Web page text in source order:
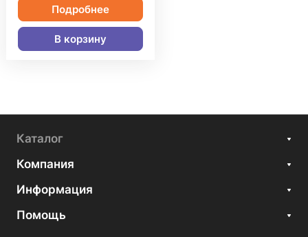
Подробнее
В корзину
Каталог
Компания
Информация
Помощь